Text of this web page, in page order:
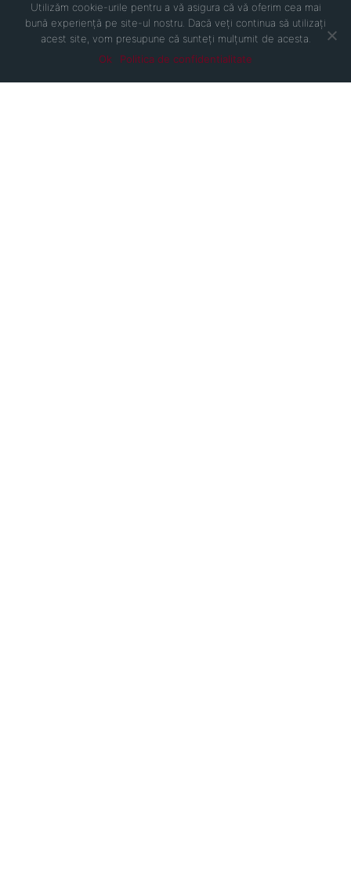
Utilizăm cookie-urile pentru a vă asigura că vă oferim cea mai
bună experiență pe site-ul nostru. Dacă veți continua să utilizați
acest site, vom presupune că sunteți mulțumit de acesta.
Ok
Politica de confidentialitate